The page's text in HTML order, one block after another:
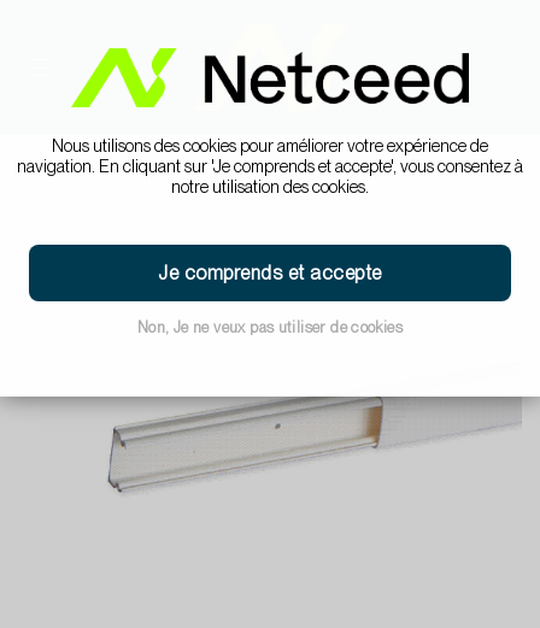
Nous utilisons des cookies pour améliorer votre expérience de
navigation. En cliquant sur 'Je comprends et accepte', vous consentez à
notre utilisation des cookies.
Je comprends et accepte
Non, Je ne veux pas utiliser de cookies